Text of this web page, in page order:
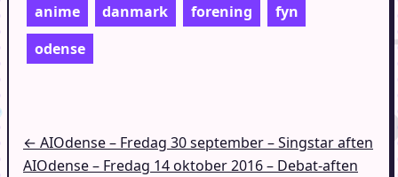
anime danmark forening
fyn
odense
Indlægsnavigation
← AIOdense – Fredag 30 september – Singstar aften
AIOdense – Fredag 14 oktober 2016 – Debat-aften